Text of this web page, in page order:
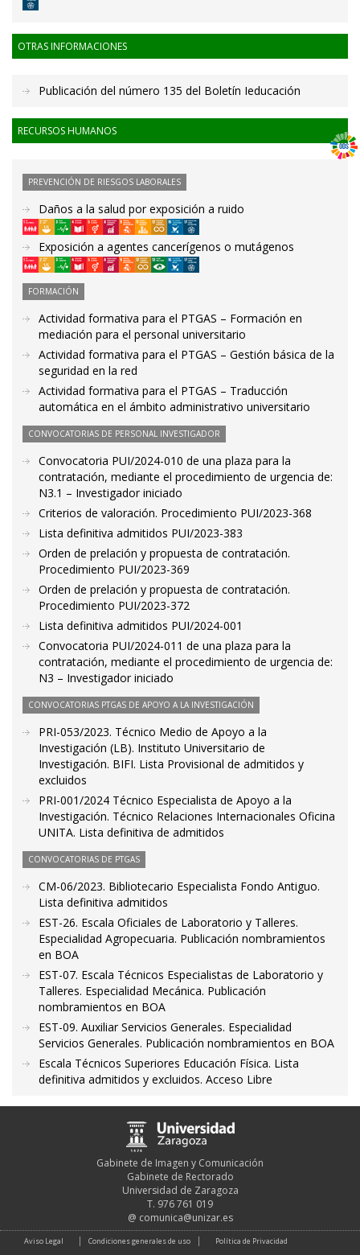
OTRAS INFORMACIONES
Publicación del número 135 del Boletín Ieducación
RECURSOS HUMANOS
PREVENCIÓN DE RIESGOS LABORALES
Daños a la salud por exposición a ruido
Exposición a agentes cancerígenos o mutágenos
FORMACIÓN
Actividad formativa para el PTGAS – Formación en
mediación para el personal universitario
Actividad formativa para el PTGAS – Gestión básica de la
seguridad en la red
Actividad formativa para el PTGAS – Traducción
automática en el ámbito administrativo universitario
CONVOCATORIAS DE PERSONAL INVESTIGADOR
Convocatoria PUI/2024-010 de una plaza para la
contratación, mediante el procedimiento de urgencia de:
N3.1 – Investigador iniciado
Criterios de valoración. Procedimiento PUI/2023-368
Lista definitiva admitidos PUI/2023-383
Orden de prelación y propuesta de contratación.
Procedimiento PUI/2023-369
Orden de prelación y propuesta de contratación.
Procedimiento PUI/2023-372
Lista definitiva admitidos PUI/2024-001
Convocatoria PUI/2024-011 de una plaza para la
contratación, mediante el procedimiento de urgencia de:
N3 – Investigador iniciado
CONVOCATORIAS PTGAS DE APOYO A LA INVESTIGACIÓN
PRI-053/2023. Técnico Medio de Apoyo a la
Investigación (LB). Instituto Universitario de
Investigación. BIFI. Lista Provisional de admitidos y
excluidos
PRI-001/2024 Técnico Especialista de Apoyo a la
Investigación. Técnico Relaciones Internacionales Oficina
UNITA. Lista definitiva de admitidos
CONVOCATORIAS DE PTGAS
CM-06/2023. Bibliotecario Especialista Fondo Antiguo.
Lista definitiva admitidos
EST-26. Escala Oficiales de Laboratorio y Talleres.
Especialidad Agropecuaria. Publicación nombramientos
en BOA
EST-07. Escala Técnicos Especialistas de Laboratorio y
Talleres. Especialidad Mecánica. Publicación
nombramientos en BOA
EST-09. Auxiliar Servicios Generales. Especialidad
Servicios Generales. Publicación nombramientos en BOA
Escala Técnicos Superiores Educación Física. Lista
definitiva admitidos y excluidos. Acceso Libre
Gabinete de Imagen y Comunicación
Gabinete de Rectorado
Universidad de Zaragoza
T. 976 761 019
@ comunica@unizar.es
Aviso Legal Condiciones generales de uso Política de Privacidad